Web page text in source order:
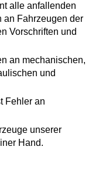
alle anfallenden
an Fahrzeugen der
Vorschriften und
an mechanischen,
und
Fehler an
unserer
Hand.